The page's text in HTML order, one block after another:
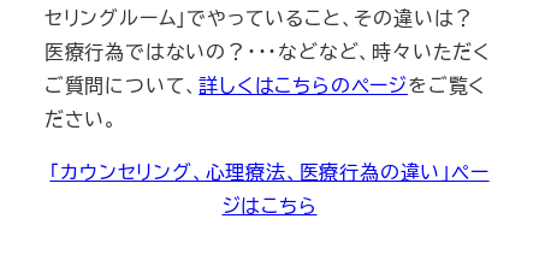
セリングルーム」でやっていること、その違いは？
医療行為ではないの？・・・などなど、時々いただく
ご質問について、詳しくはこちらのページをご覧く
ださい。
「カウンセリング、心理療法、医療行為の違い」ペー
ジはこちら